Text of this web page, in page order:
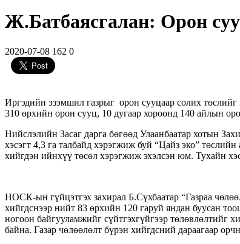
Ж.Батбаясгалан: Орон
2020-07-08 162 0
Иргэдийн эзэмшил газрыг орон сууцаар солих
310 өрхийн орон сууц, 10 дугаар хороонд 140 айлын
Нийслэлийн Засаг дарга бөгөөд Улаанбаатар хотын
хэсэгт 4,3 га талбайд хэрэгжиж буй “Цайз эко”
хийгдэн ийнхүү төсөл хэрэгжиж эхэлсэн юм. Тухайн
НОСК-ын гүйцэтгэх захирал Б.Сүхбаатар “Газраа
хийгдснээр нийт 83 өрхийн 120 гаруй яндан буусан
ногоон байгууламжийг сүйтгэхгүйгээр төлөвлөлтийг
байна. Газар чөлөөлөлт бүрэн хийгдсний дараагаар